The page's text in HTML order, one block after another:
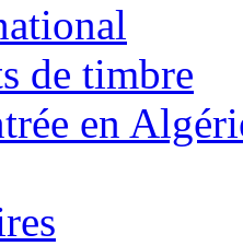
de timbre
en